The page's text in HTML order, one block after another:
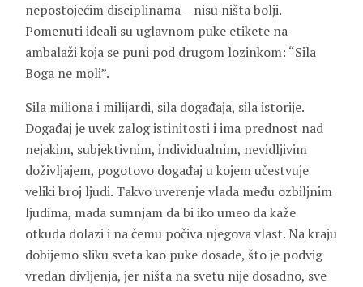
nepostojećim disciplinama – nisu ništa bolji.
Pomenuti ideali su uglavnom puke etikete na
ambalaži koja se puni pod drugom lozinkom: “Sila
Boga ne moli”.
Sila miliona i milijardi, sila događaja, sila istorije.
Događaj je uvek zalog istinitosti i ima prednost nad
nejakim, subjektivnim, individualnim, nevidljivim
doživljajem, pogotovo događaj u kojem učestvuje
veliki broj ljudi. Takvo uverenje vlada među ozbiljnim
ljudima, mada sumnjam da bi iko umeo da kaže
otkuda dolazi i na čemu počiva njegova vlast. Na kraju
dobijemo sliku sveta kao puke dosade, što je podvig
vredan divljenja, jer ništa na svetu nije dosadno, sve